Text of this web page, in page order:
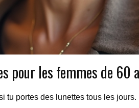
pour les femmes de
portes des lunettes tous les